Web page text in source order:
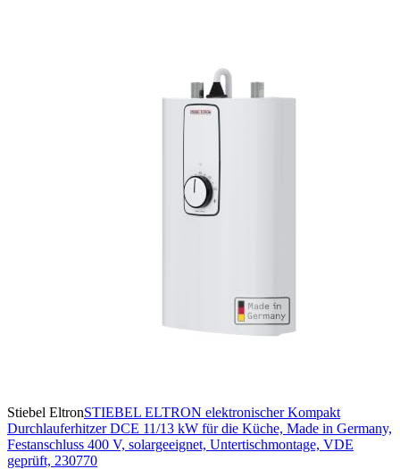
Stiebel EltronSTIEBEL ELTRON elektronischer Kompakt
Durchlauferhitzer DCE 11/13 kW für die Küche, Made in Germany,
Festanschluss 400 V, solargeeignet, Untertischmontage, VDE
geprüft, 230770